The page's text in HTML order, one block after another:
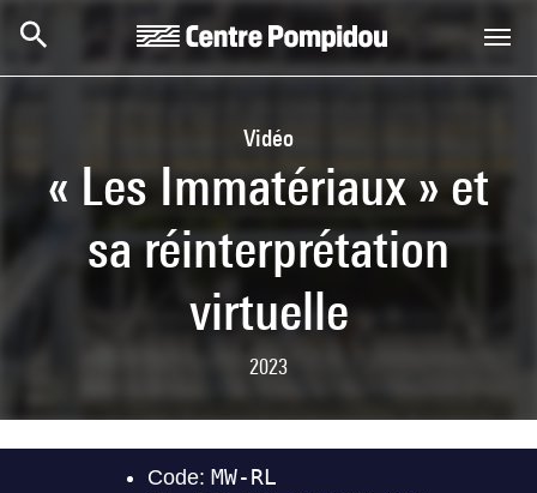
Vidéo
« Les Immatériaux » et
sa réinterprétation
virtuelle
2023